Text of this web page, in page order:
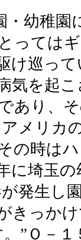
・幼稚園
っては
け巡っ
気を起
あり、
メリカ
の時は
に埼玉
発生し
きっか
”Ｏ－